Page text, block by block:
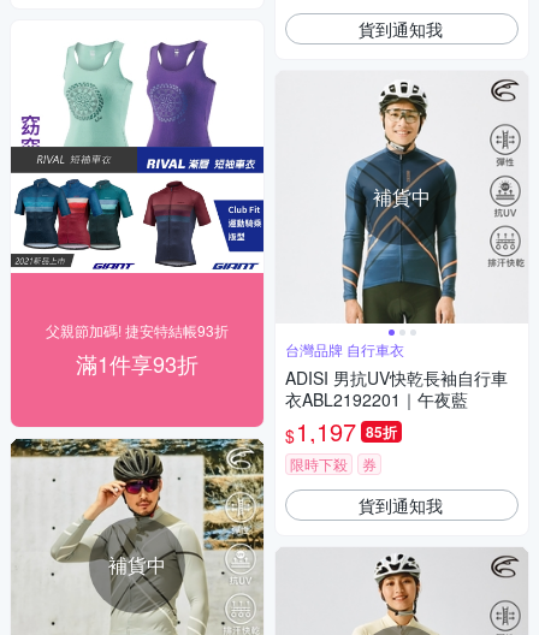
父親節加碼! 捷安特結帳93折
滿1件享93折
補貨中
貨到通知我
補貨中
台灣品牌 自行車衣
ADISI 男抗UV快乾長袖自行車
衣ABL2192201｜午夜藍
$1,197 85折
限時下殺 券
貨到通知我